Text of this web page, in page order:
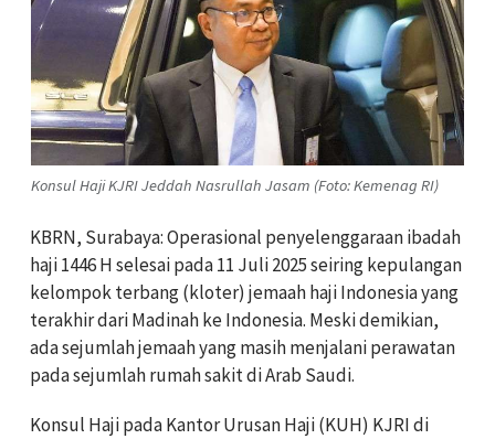
Konsul Haji KJRI Jeddah Nasrullah Jasam (Foto: Kemenag RI)
KBRN, Surabaya: Operasional penyelenggaraan ibadah
haji 1446 H selesai pada 11 Juli 2025 seiring kepulangan
kelompok terbang (kloter) jemaah haji Indonesia yang
terakhir dari Madinah ke Indonesia. Meski demikian,
ada sejumlah jemaah yang masih menjalani perawatan
pada sejumlah rumah sakit di Arab Saudi.
Konsul Haji pada Kantor Urusan Haji (KUH) KJRI di